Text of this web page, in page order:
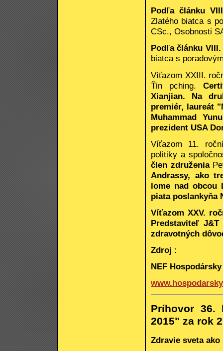
Podľa článku
Zlatého biatca s
CSc., Osobnosti
Podľa článku
biatca s
Víťazom XXIII.
Ťin pching.
Xianjian. Na
premiér, laureát
Muhammad
prezident USA
Víťazom 11.
politiky a
člen združenia
Andrassy, ako
lome nad obcou
piata poslankyňa
Víťazom XXV.
Predstaviteľ
zdravotných
Zdroj :
NEF
Príhovor 36.
2015" za rok
Zdravie sveta